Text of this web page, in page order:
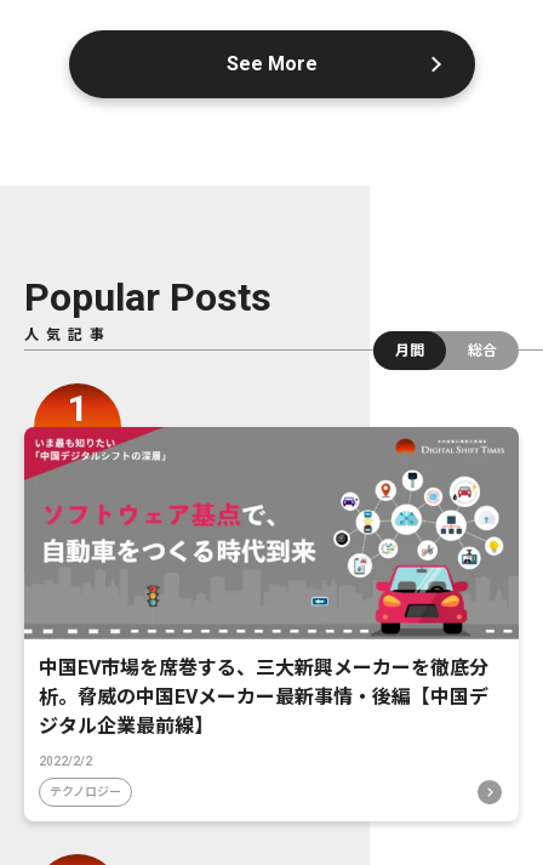
See More
Popular Posts
人気記事
月間
総合
中国EV市場を席巻する、三大新興メーカーを徹底分
析。脅威の中国EVメーカー最新事情・後編【中国デ
ジタル企業最前線】
2022/2/2
テクノロジー